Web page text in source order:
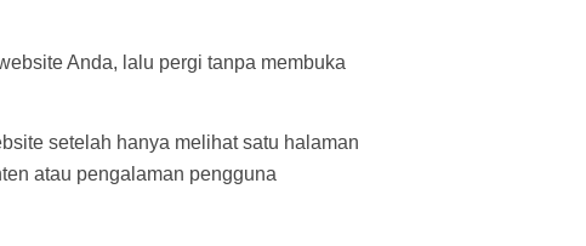
Anda, lalu pergi tanpa membuka
setelah hanya melihat satu halaman
atau pengalaman pengguna